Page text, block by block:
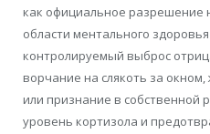
как официальное разрешение
области ментального
контролируемый выброс
ворчание на слякоть за
или признание в собственной
уровень кортизола и